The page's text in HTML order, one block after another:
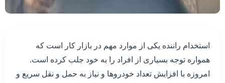
استخدام راننده یکی از موارد مهم در بازار کار است که
همواره توجه بسیاری از افراد را به خود جلب کرده است.
امروزه با افزایش تعداد خودروها و نیاز به حمل و نقل سریع و